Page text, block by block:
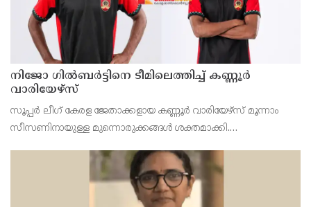
നിജോ ഗിൽബർട്ടിനെ ടീമിലെത്തിച്ച് കണ്ണൂർ
വാരിയേഴ്സ്
സൂപ്പർ ലീഗ് കേരള ജേതാക്കളായ കണ്ണൂർ വാരിയേഴ്‌സ് മൂന്നാം
സീസണിനായുള്ള മുന്നൊരുക്കങ്ങൾ ശക്തമാക്കി.
കണ്ണൂരിന്റെ യുവ പ്രതിരോധതാരം സച്ചിൻ സുനിലിനെയും ടീമിലെ